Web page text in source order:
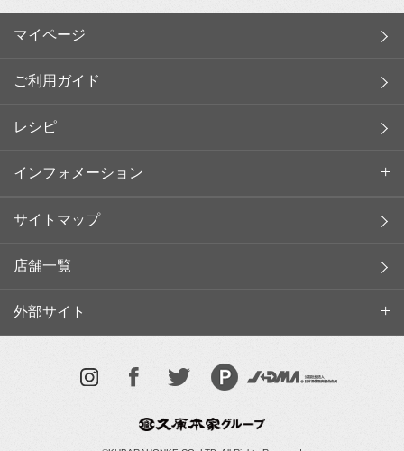
マイページ
ご利用ガイド
レシピ
インフォメーション
サイトマップ
店舗一覧
外部サイト